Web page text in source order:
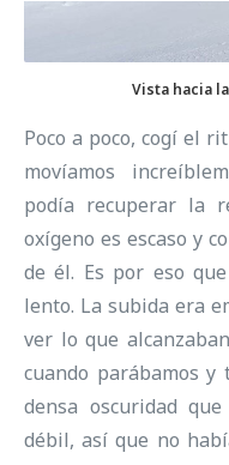
Vista hacia
Poco a poco, cogí el
movíamos
podía recuperar la
oxígeno es escaso y
de él. Es por eso
lento. La subida era
ver lo que
cuando parábamos
densa oscuridad
débil, así que no